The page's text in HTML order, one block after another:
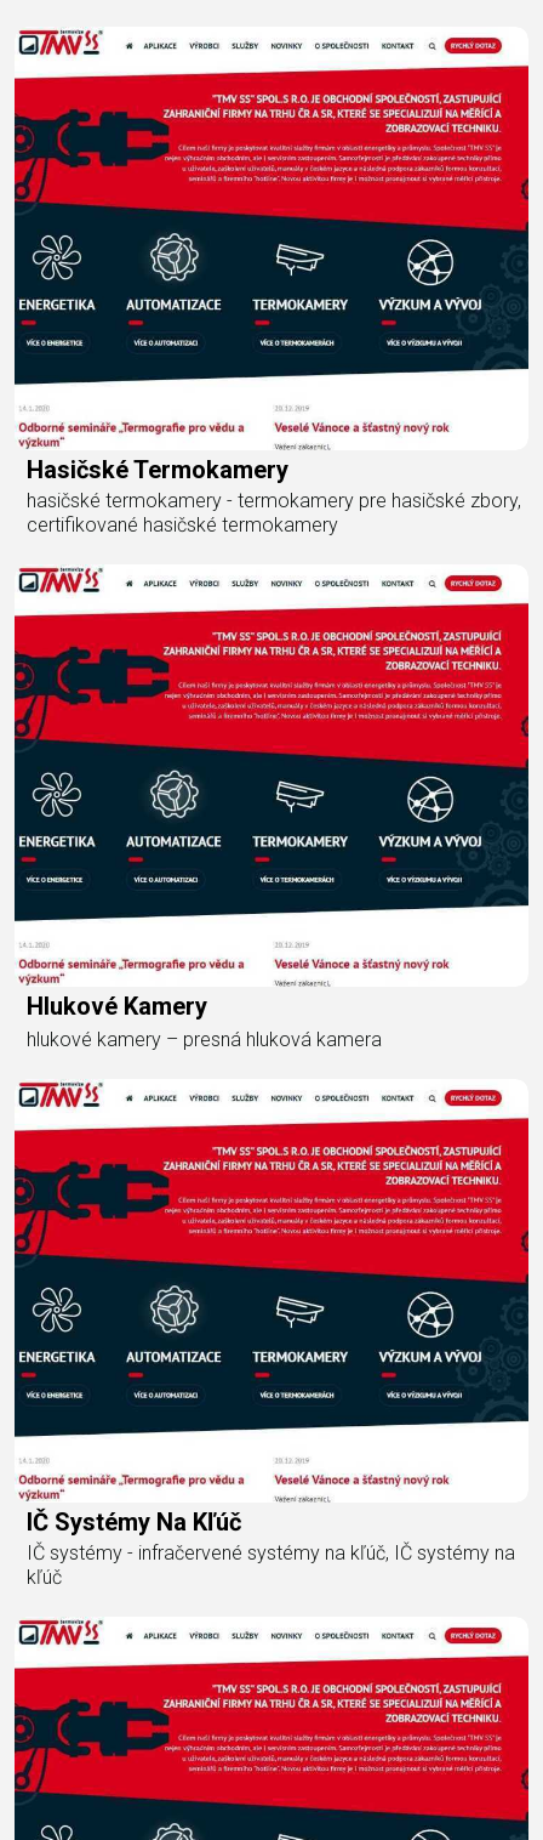
Hasičské Termokamery
hasičské termokamery - termokamery pre hasičské zbory,
certifikované hasičské termokamery
Hlukové Kamery
hlukové kamery – presná hluková kamera
IČ Systémy Na Kľúč
IČ systémy - infračervené systémy na kľúč, IČ systémy na
kľúč